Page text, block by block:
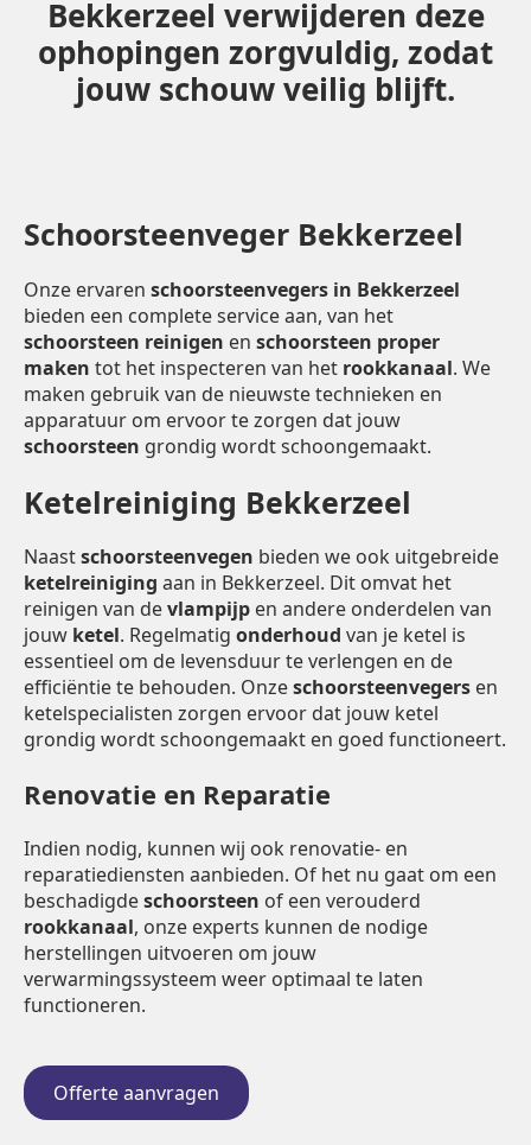
Bekkerzeel verwijderen deze
ophopingen zorgvuldig, zodat
jouw schouw veilig blijft.
Schoorsteenveger Bekkerzeel
Onze ervaren schoorsteenvegers in Bekkerzeel
bieden een complete service aan, van het
schoorsteen reinigen en schoorsteen proper
maken tot het inspecteren van het rookkanaal. We
maken gebruik van de nieuwste technieken en
apparatuur om ervoor te zorgen dat jouw
schoorsteen grondig wordt schoongemaakt.
Ketelreiniging Bekkerzeel
Naastschoorsteenvegen bieden we ook uitgebreide
ketelreiniging aan in Bekkerzeel. Dit omvat het
reinigen van devlampijp en andere onderdelen van
jouw ketel. Regelmatig onderhoud van je ketel is
essentieel om de levensduur te verlengen en de
efficiëntie te behouden. Onzeschoorsteenvegers en
ketelspecialisten zorgen ervoor dat jouw ketel
grondig wordt schoongemaakt en goed functioneert.
Renovatie en Reparatie
Indien nodig, kunnen wij ook renovatie- en
reparatiediensten aanbieden. Of het nu gaat om een
beschadigdeschoorsteen of een verouderd
rookkanaal, onze experts kunnen de nodige
herstellingen uitvoeren om jouw
verwarmingssysteem weer optimaal te laten
functioneren.
Offerte aanvragen